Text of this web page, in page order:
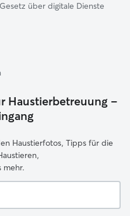
Gesetz über digitale Dienste
Haustierbetreuung –
Haustierfotos, Tipps für die
mehr.